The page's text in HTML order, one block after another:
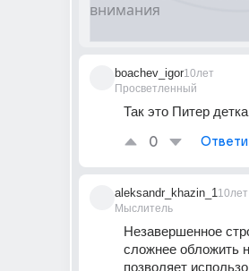
boachev_igor
Просветленный
10лет
Так это Питер детка
0
aleksandr_khazin_1
Мыслитель
10лет
Незавершенное
сложнее обложить
позволяет